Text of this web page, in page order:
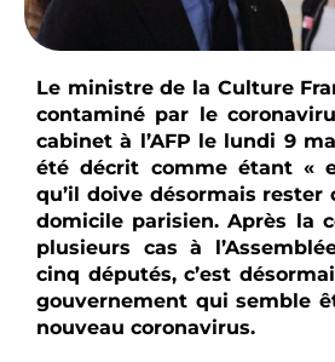
Le ministre de la Culture
contaminé par le
cabinet à l’AFP le lundi 9
été décrit comme étant «
qu’il doive désormais rester
domicile parisien. Après la
plusieurs cas à
cinq députés, c’est
gouvernement qui semble
nouveau coronavirus.